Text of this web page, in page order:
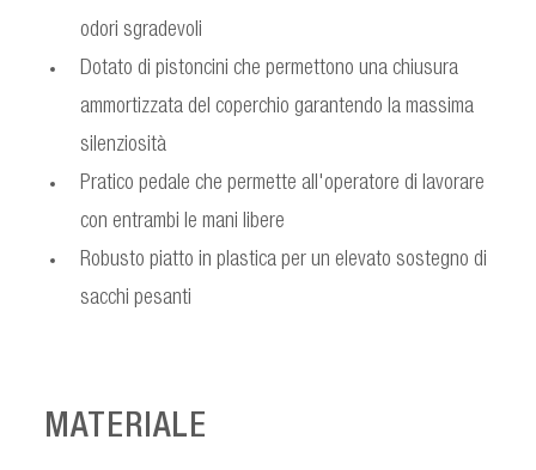
odori sgradevoli
Dotato di pistoncini che permettono una chiusura
ammortizzata del coperchio garantendo la massima
silenziosità
Pratico pedale che permette all'operatore di lavorare
con entrambi le mani libere
Robusto piatto in plastica per un elevato sostegno di
sacchi pesanti
MATERIALE